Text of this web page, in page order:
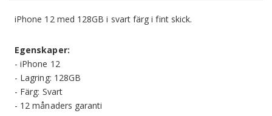
iPhone 12 med 128GB i svart färg i fint skick.
Egenskaper:
- iPhone 12
- Lagring: 128GB
- Färg: Svart
- 12 månaders garanti